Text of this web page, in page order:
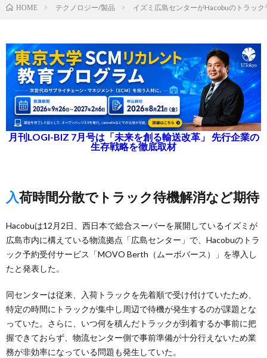
HOME テクノロジー/製品 イズミ広島センターがHacobuのトラッ
月刊LOGI-BIZ 7月号は「未来を創る輸送改革」 先行企業の
生存戦略を徹底取材
入荷時間分散でトラック待機解消など期待
Hacobuは12月2日、西日本で総合スーパーを展開しているイズミが
広島市内に構えている物流拠点「広島センター」で、Hacobuのトラ
ック予約受付サービス「MOVO Berth（ムーボバース）」を導入し
たと発表した。
同センターは従来、入荷トラックを先着順で受け付けていたため、
特定の時間にトラックが集中し周辺で待機が発生するのが課題とな
っていた。さらに、いつ何を積んだトラックが到着するか事前に把
握できておらず、物流センター側で事前準備が十分行えないため業
務が非効率になっている問題も発生していた。